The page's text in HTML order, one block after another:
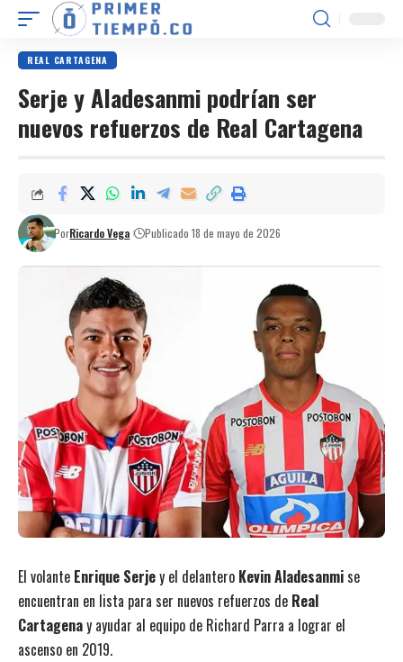
REAL CARTAGENA
Serje y Aladesanmi podrían ser
nuevos refuerzos de Real Cartagena
PorRicardo Vega Publicado 18 de mayo de 2026
El volante Enrique Serjey el delantero Kevin Aladesanmise
encuentran en lista para ser nuevos refuerzos de Real
Cartagenay ayudar al equipo de Richard Parra a lograr el
ascenso en 2019.